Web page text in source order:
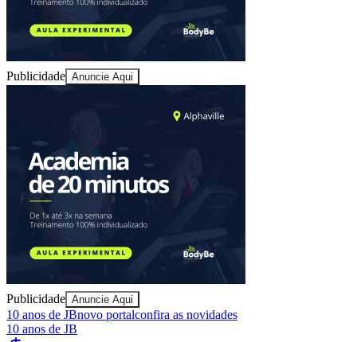
Athletico-PR
Publicidade Anuncie Aqui
Publicidade Anuncie Aqui
10 anos de JBnovo portalconfira as novidades
10 anos de JB